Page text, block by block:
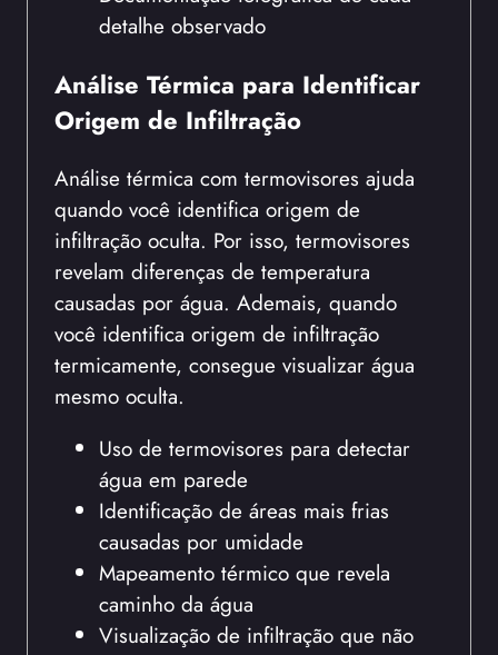
detalhe observado
Análise Térmica para Identificar
Origem de Infiltração
Análise térmica com termovisores ajuda
quando você identifica origem de
infiltração oculta. Por isso, termovisores
revelam diferenças de temperatura
causadas por água. Ademais, quando
você identifica origem de infiltração
termicamente, consegue visualizar água
mesmo oculta.
Uso de termovisores para detectar
água em parede
Identificação de áreas mais frias
causadas por umidade
Mapeamento térmico que revela
caminho da água
Visualização de infiltração que não